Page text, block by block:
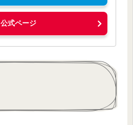
公式ページ